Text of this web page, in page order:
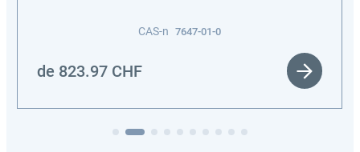
CAS-n 7647-01-0
de 823.97 CHF